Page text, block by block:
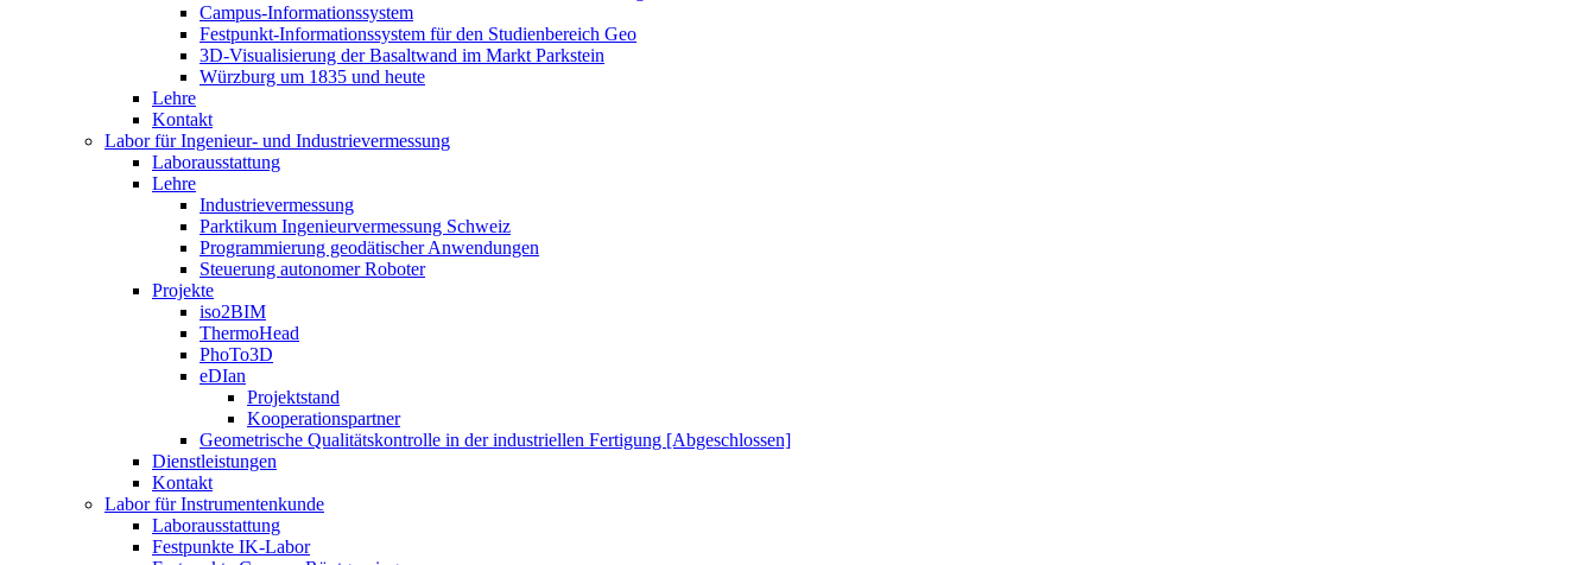
Campus-Informationssystem
Festpunkt-Informationssystem für den Studienbereich Geo
3D-Visualisierung der Basaltwand im Markt Parkstein
Würzburg um 1835 und heute
Lehre
Kontakt
Labor für Ingenieur- und Industrievermessung
Laborausstattung
Lehre
Industrievermessung
Parktikum Ingenieurvermessung Schweiz
Programmierung geodätischer Anwendungen
Steuerung autonomer Roboter
Projekte
iso2BIM
ThermoHead
PhoTo3D
eDIan
Projektstand
Kooperationspartner
Geometrische Qualitätskontrolle in der industriellen Fertigung [Abgeschlossen]
Dienstleistungen
Kontakt
Labor für Instrumentenkunde
Laborausstattung
Festpunkte IK-Labor